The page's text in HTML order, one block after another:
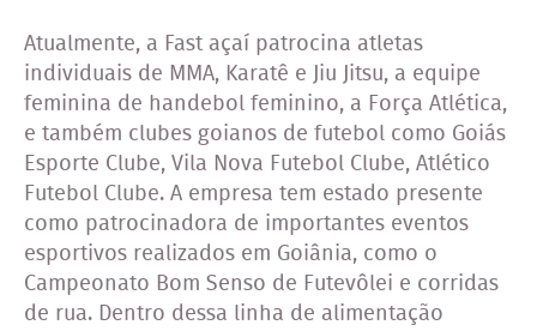
Atualmente, a Fast açaí patrocina atletas
individuais de MMA, Karatê e Jiu Jitsu, a equipe
feminina de handebol feminino, a Força Atlética,
e também clubes goianos de futebol como Goiás
Esporte Clube, Vila Nova Futebol Clube, Atlético
Futebol Clube. A empresa tem estado presente
como patrocinadora de importantes eventos
esportivos realizados em Goiânia, como o
Campeonato Bom Senso de Futevôlei e corridas
de rua. Dentro dessa linha de alimentação